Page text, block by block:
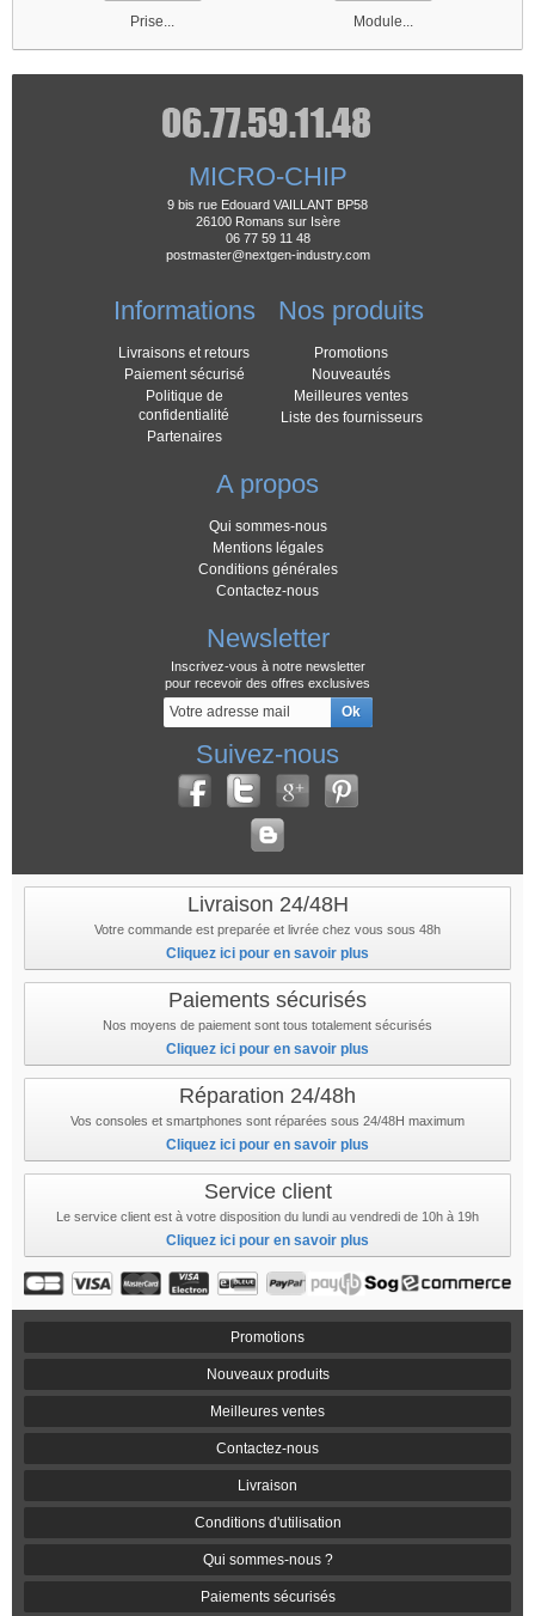
Prise... Module...
MICRO-CHIP
9 bis rue Edouard VAILLANT BP58
26100 Romans sur Isère
06 77 59 11 48
postmaster@nextgen-industry.com
Informations
Livraisons et retours
Paiement sécurisé
Politique de
confidentialité
Partenaires
Nos produits
Promotions
Nouveautés
Meilleures ventes
Liste des fournisseurs
A propos
Qui sommes-nous
Mentions légales
Conditions générales
Contactez-nous
Newsletter
Inscrivez-vous à notre newsletter
pour recevoir des offres exclusives
Suivez-nous
Livraison 24/48H
Votre commande est preparée et livrée chez vous sous 48h
Cliquez ici pour en savoir plus
Paiements sécurisés
Nos moyens de paiement sont tous totalement sécurisés
Cliquez ici pour en savoir plus
Réparation 24/48h
Vos consoles et smartphones sont réparées sous 24/48H maximum
Cliquez ici pour en savoir plus
Service client
Le service client est à votre disposition du lundi au vendredi de 10h à 19h
Cliquez ici pour en savoir plus
Promotions
Nouveaux produits
Meilleures ventes
Contactez-nous
Livraison
Conditions d'utilisation
Qui sommes-nous ?
Paiements sécurisés